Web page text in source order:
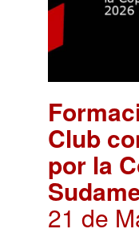
Club
por la
21 de